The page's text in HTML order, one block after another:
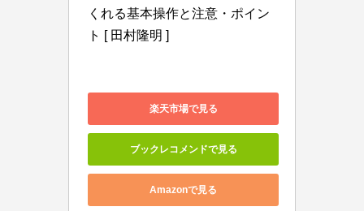
くれる基本操作と注意・ポイン
ト [ 田村隆明 ]
楽天市場で見る
ブックレコメンドで見る
Amazonで見る